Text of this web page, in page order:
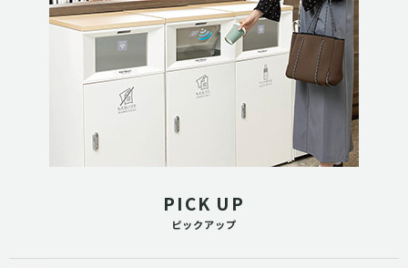
PICK UP
ピックアップ